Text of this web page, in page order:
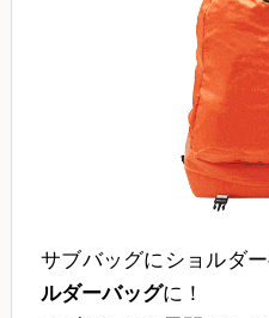
サブバッグにショルダ
ルダーバッグに！